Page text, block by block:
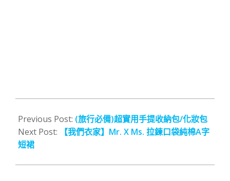
10-
15
Previous Post: (旅行必備)超實用手提收納包/化妝包
Next Post:
【我們衣家】Mr. X Ms. 拉鍊口袋純棉A字
短裙